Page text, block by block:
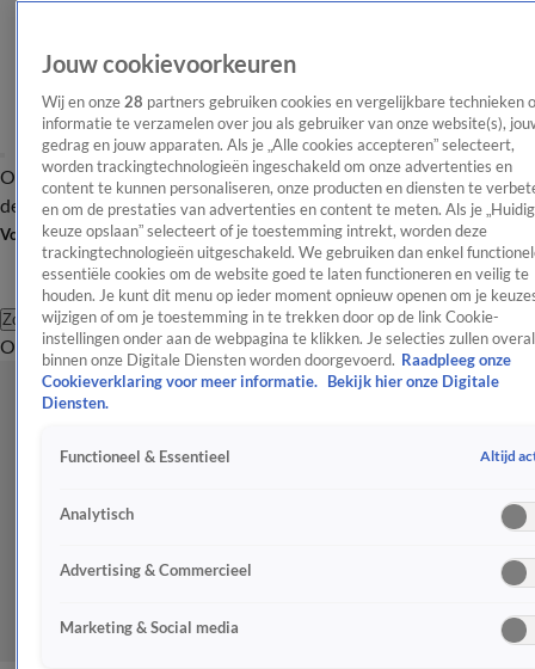
OverzichtAfleveringen Entertainment TV Algemeen
Tip
de redactieNieuwsbrief
Volg Shownieuws
Zoeken
OverzichtEntertainmentSpraakmakendRealityCrimeVideo's
Jouw cookievoorkeuren
Wij en onze 28 partners gebruiken cookies en vergelijkbare technieken
informatie te verzamelen over jou als gebruiker van onze website(s),
gedrag en jouw apparaten. Als je „Alle cookies accepteren” selecteert,
worden trackingtechnologieën ingeschakeld om onze advertenties en
content te kunnen personaliseren, onze producten en diensten te
en om de prestaties van advertenties en content te meten. Als je
keuze opslaan” selecteert of je toestemming intrekt, worden deze
trackingtechnologieën uitgeschakeld. We gebruiken dan enkel
essentiële cookies om de website goed te laten functioneren en veilig te
houden. Je kunt dit menu op ieder moment opnieuw openen om je
wijzigen of om je toestemming in te trekken door op de link Cookie-
instellingen onder aan de webpagina te klikken. Je selecties zullen overal
binnen onze Digitale Diensten worden doorgevoerd. Raadpleeg onze
Cookieverklaring voor meer informatie.
Bekijk hier onze Digitale
Diensten.
Functioneel & Essentieel Altijd
Analytisch
Advertising & Commercieel
Marketing & Social media